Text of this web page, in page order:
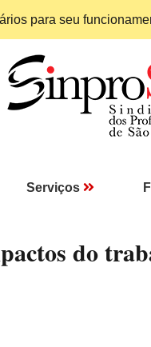
para seu
Serviços
do